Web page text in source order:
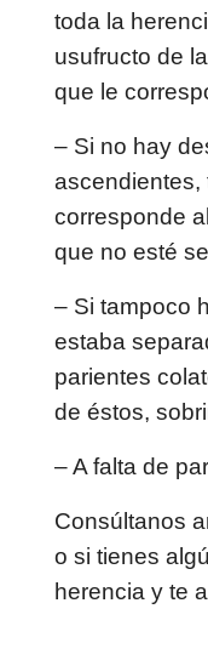
toda la
usufructo de
que le
– Si no hay
ascendientes,
corresponde
que no esté
– Si tampoco
estaba
parientes
de éstos,
– A falta de
Consúltanos
o si tienes
herencia y te